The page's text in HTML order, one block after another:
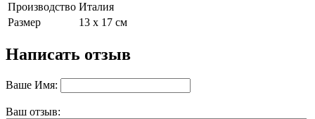
Производство Италия
Размер
13 х 17 см
Написать отзыв
Ваше Имя:
Ваш отзыв: